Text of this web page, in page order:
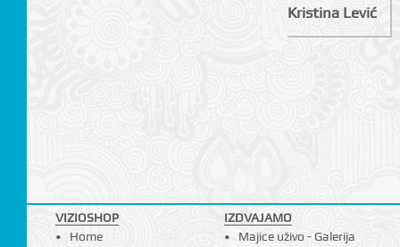
Kristina Lević
VIZIOSHOP
Home
IZDVAJAMO
Majice uživo - Galerija